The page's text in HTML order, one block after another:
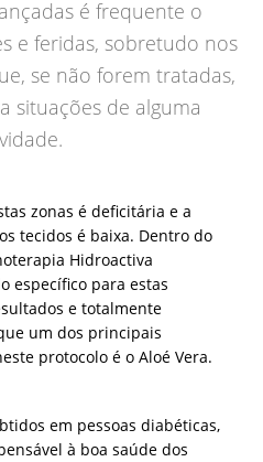
é frequente o
e feridas, sobretudo nos
se não forem tratadas,
situações de alguma
zonas é deficitária e a
tecidos é baixa. Dentro do
Hidroactiva
específico para estas
e totalmente
um dos principais
protocolo é o Aloé Vera.
em pessoas diabéticas,
à boa saúde dos